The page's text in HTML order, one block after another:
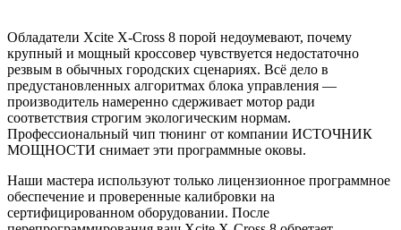
Обладатели Xcite X-Cross 8 порой недоумевают, почему
крупный и мощный кроссовер чувствуется недостаточно
резвым в обычных городских сценариях. Всё дело в
предустановленных алгоритмах блока управления —
производитель намеренно сдерживает мотор ради
соответствия строгим экологическим нормам.
Профессиональный чип тюнинг от компании ИСТОЧНИК
МОЩНОСТИ снимает эти программные оковы.
Наши мастера используют только лицензионное программное
обеспечение и проверенные калибровки на
сертифицированном оборудовании. После